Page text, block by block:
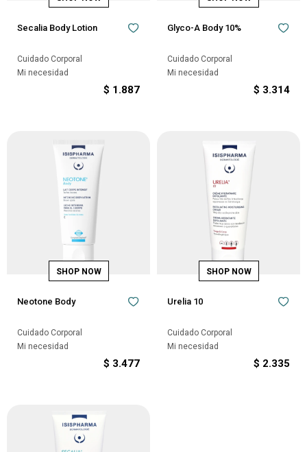
Secalia Body Lotion
Cuidado Corporal
Mi necesidad
$ 1.887
Glyco-A Body 10%
Cuidado Corporal
Mi necesidad
$ 3.314
Neotone Body
Cuidado Corporal
Mi necesidad
$ 3.477
Urelia 10
Cuidado Corporal
Mi necesidad
$ 2.335